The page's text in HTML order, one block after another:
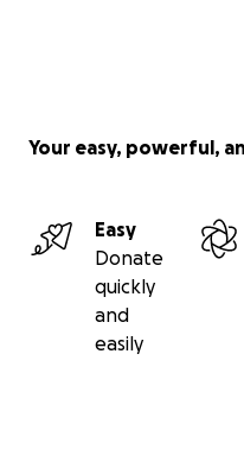
Your easy, powerful,
Easy
Donate
quickly
and
easily